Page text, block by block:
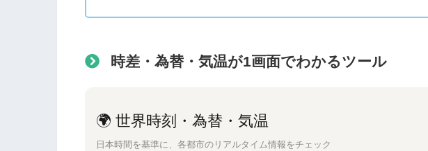
時差・為替・気温が1画面でわかるツール